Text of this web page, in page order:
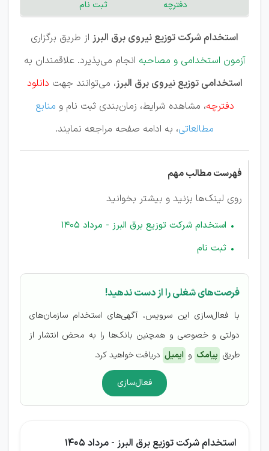
دفترچه ثبت نام
استخدام شرکت توزیع نیروی برق البرز از طریق برگزاری
آزمون استخدامی و مصاحبه انجام می‌پذیرد. علاقمندان به
استخدامی توزیع نیروی برق البرز، می‌توانند جهت دانلود
دفترچه، مشاهده شرایط، زمان‌بندی ثبت نام و منابع
مطالعاتی، به ادامه صفحه مراجعه نمایند.
فهرست مطالب مهم
روی لینک‌ها بزنید و بیشتر بخوانید
استخدام شرکت توزیع برق البرز - مرداد 1405
ثبت نام
فرصت‌های شغلی را از دست ندهید!
با فعال‌سازی این سرویس، آگهی‌های استخدام سازمان‌های
دولتی و خصوصی و همچنین بانک‌ها را به محض انتشار از
طریق پیامک و ایمیل دریافت خواهید کرد.
فعال‌سازی
استخدام شرکت توزیع برق البرز - مرداد 1405